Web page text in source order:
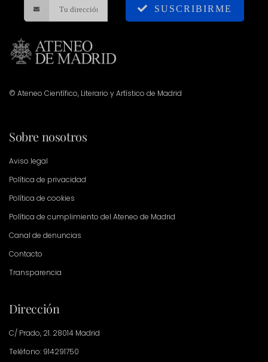
SUSCRIBIRME
© Ateneo Científico, Literario y Artístico de Madrid
Sobre nosotros
Aviso legal
Política de privacidad
Política de cookies
Política de cumplimiento del Ateneo de Madrid
Canal de denuncias
Contacto
Transparencia
Dirección
C/ Prado, 21. 28014 Madrid
Teléfono: 914291750